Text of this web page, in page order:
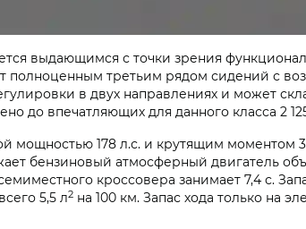
выдающимся с точки зрения
полноценным третьим рядом сидений с
в двух направлениях и может
до впечатляющих для данного класса 2
мощностью 178 л.с. и крутящим моментом
бензиновый атмосферный двигатель
кроссовера занимает 7,4 с.
5,5 л2 на 100 км. Запас хода только на